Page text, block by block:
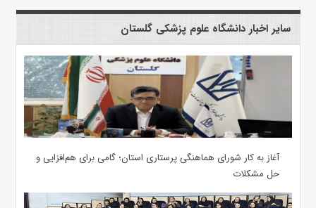
سایر اخبار دانشگاه علوم پزشکی گلستان
آغاز به کار شورای هماهنگی پرستاری استان؛ گامی برای هم‌افزایی و
حل مشکلات